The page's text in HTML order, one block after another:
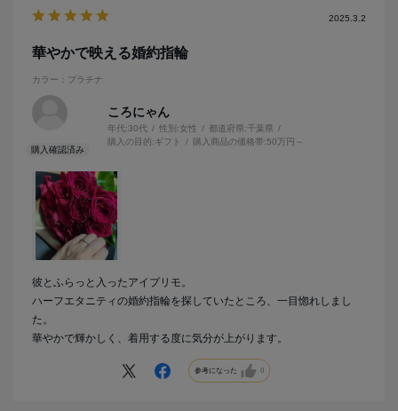
2025.3.2
華やかで映える婚約指輪
カラー：プラチナ
ころにゃん
年代:30代 性別:女性 都道府県:千葉県
購入の目的: ギフト 購入商品の価格帯:50万円～
彼とふらっと入ったアイプリモ。
ハーフエタニティの婚約指輪を探していたところ、一目惚れしまし
た。
華やかで輝かしく、着用する度に気分が上がります。
参考になった 0